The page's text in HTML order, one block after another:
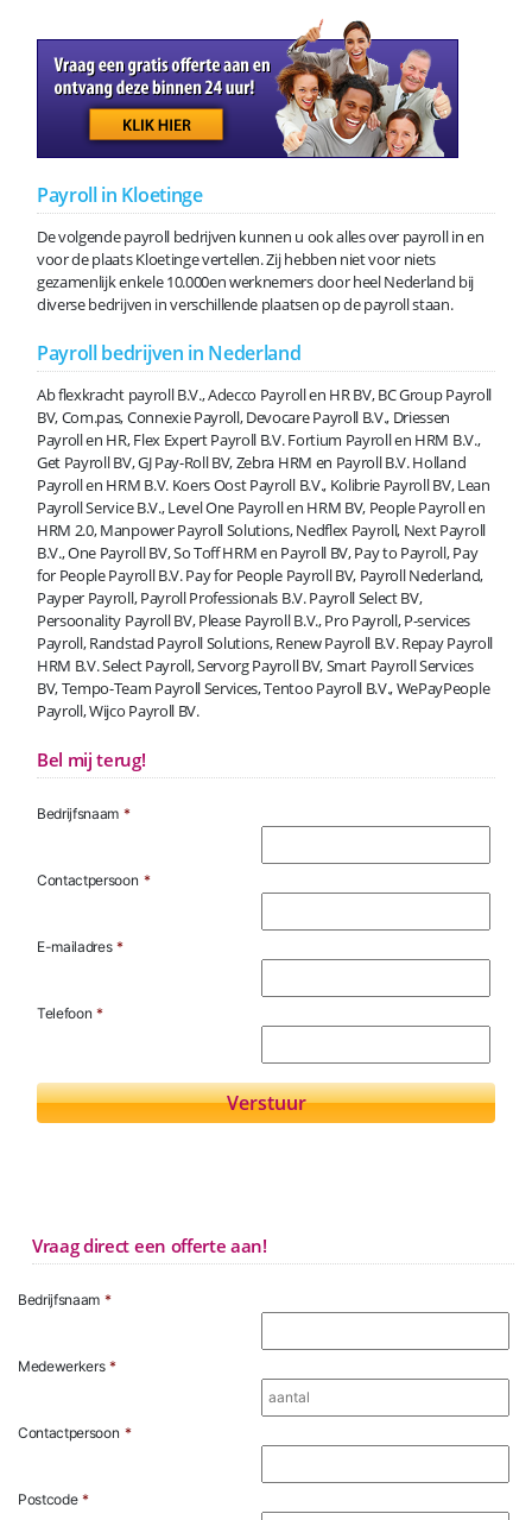
Payroll in Kloetinge
De volgende payroll bedrijven kunnen u ook alles over payroll in en
voor de plaats Kloetinge vertellen. Zij hebben niet voor niets
gezamenlijk enkele 10.000en werknemers door heel Nederland bij
diverse bedrijven in verschillende plaatsen op de payroll staan.
Payroll bedrijven in Nederland
Ab flexkracht payroll B.V., Adecco Payroll en HR BV, BC Group Payroll
BV, Com.pas, Connexie Payroll, Devocare Payroll B.V., Driessen
Payroll en HR, Flex Expert Payroll B.V. Fortium Payroll en HRM B.V.,
Get Payroll BV, GJ Pay-Roll BV, Zebra HRM en Payroll B.V. Holland
Payroll en HRM B.V. Koers Oost Payroll B.V., Kolibrie Payroll BV, Lean
Payroll Service B.V., Level One Payroll en HRM BV, People Payroll en
HRM 2.0, Manpower Payroll Solutions, Nedflex Payroll, Next Payroll
B.V., One Payroll BV, So Toff HRM en Payroll BV, Pay to Payroll, Pay
for People Payroll B.V. Pay for People Payroll BV, Payroll Nederland,
Payper Payroll, Payroll Professionals B.V. Payroll Select BV,
Persoonality Payroll BV, Please Payroll B.V., Pro Payroll, P-services
Payroll, Randstad Payroll Solutions, Renew Payroll B.V. Repay Payroll
HRM B.V. Select Payroll, Servorg Payroll BV, Smart Payroll Services
BV, Tempo-Team Payroll Services, Tentoo Payroll B.V., WePayPeople
Payroll, Wijco Payroll BV.
Bel mij terug!
Bedrijfsnaam *
Contactpersoon *
E-mailadres *
Telefoon *
Vraag direct een offerte aan!
Bedrijfsnaam *
Medewerkers *
Contactpersoon *
Postcode *